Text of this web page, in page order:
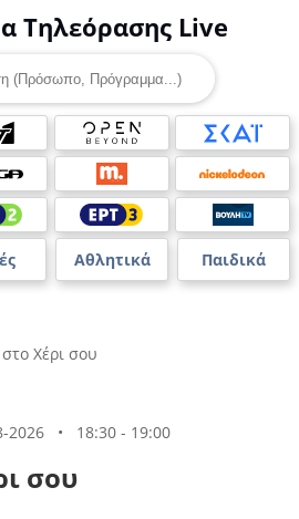
Τηλεόρασης Live
Αθλητικά Παιδικά
στο Χέρι σου
2026 • 18:30 - 19:00
σου